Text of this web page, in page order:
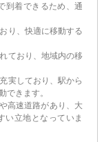
到着できるため、通
り、快適に移動する
ており、地域内の移
実しており、駅から
できます。
高速道路があり、大
い立地となっていま